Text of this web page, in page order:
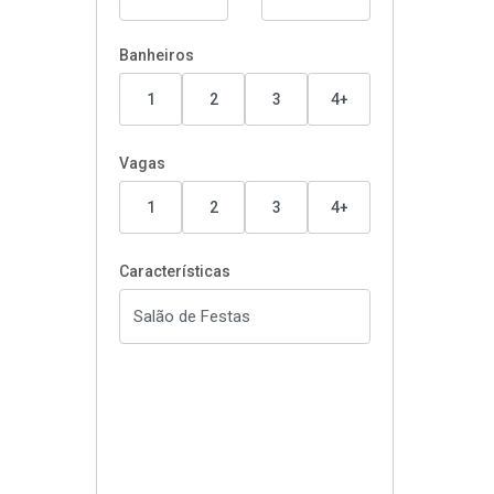
Banheiros
1 2 3 4+
Vagas
1 2 3 4+
Características